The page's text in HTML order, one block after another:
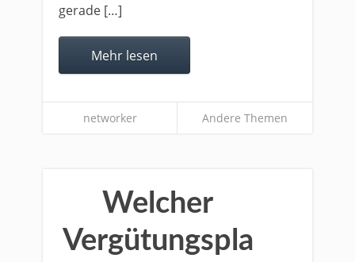
gerade […]
Mehr lesen
networker Andere Themen
Welcher
Vergütungspla